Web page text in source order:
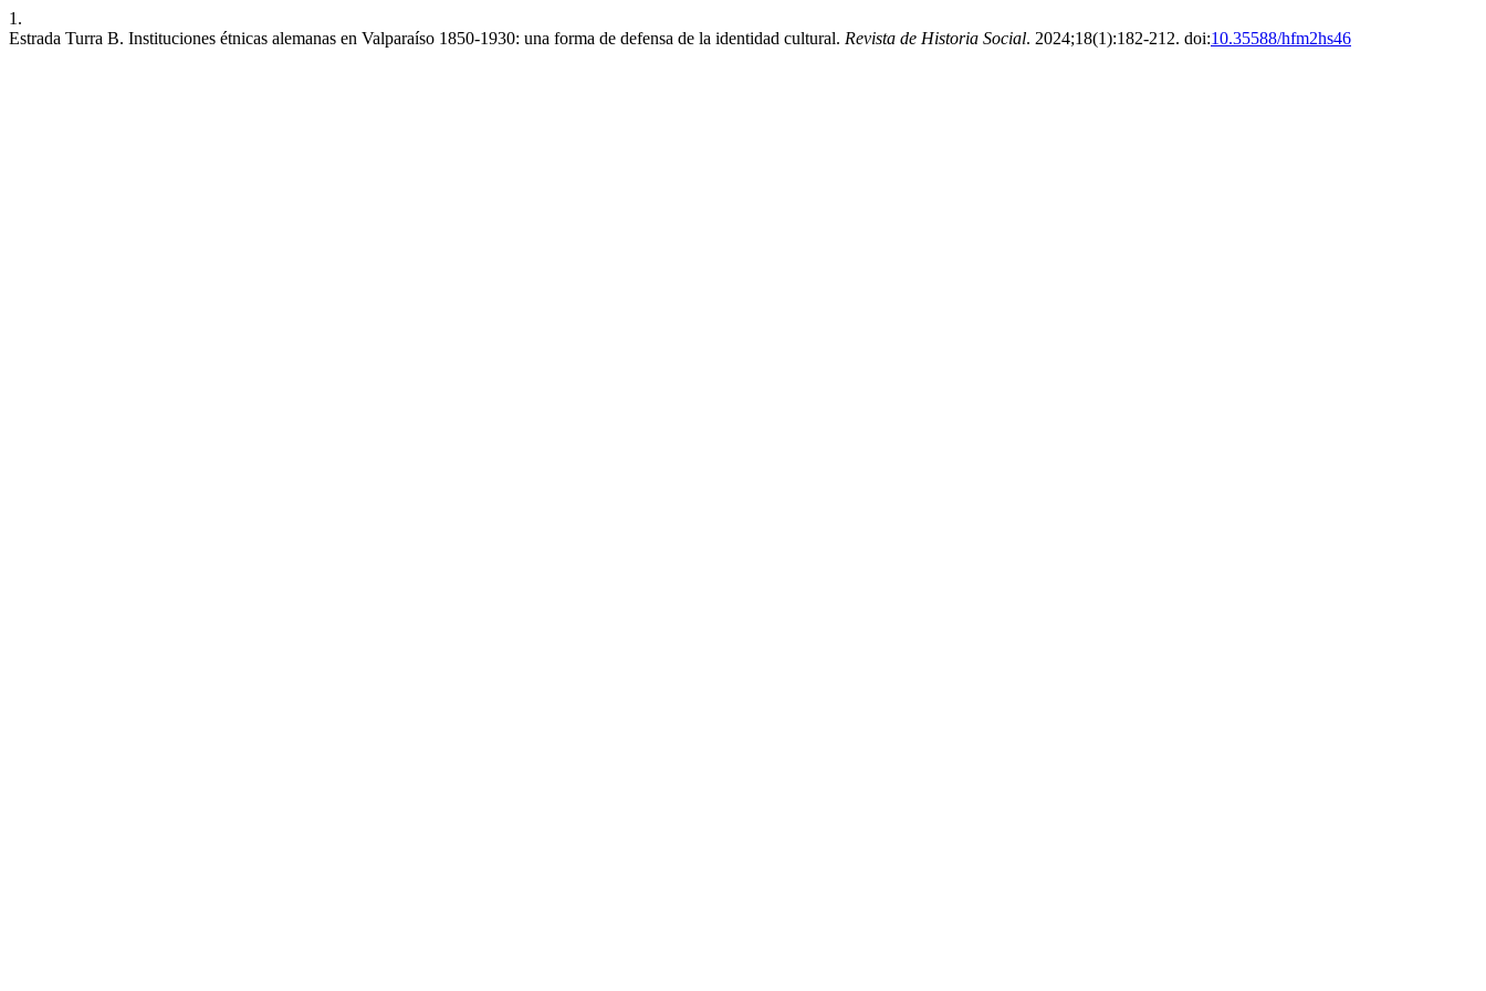
1.
Estrada Turra B. Instituciones étnicas alemanas en Valparaíso 1850-1930: una forma de defensa de la identidad cultural. Revista de Historia Social. 2024;18(1):182-212. doi:10.35588/hfm2hs46